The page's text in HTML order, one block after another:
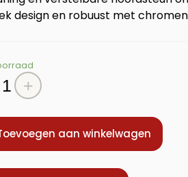
design en robuust met
+
aan winkelwagen